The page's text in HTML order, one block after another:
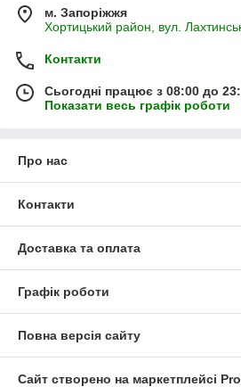
м. Запоріжжя
Хортицький район, вул.
Контакти
Сьогодні працює з 08:00 до
Показати весь графік роботи
Про нас
Контакти
Доставка та оплата
Графік роботи
Повна версія сайту
Сайт створено на маркетплейсі